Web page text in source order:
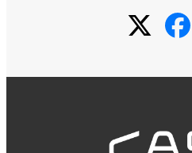
Twitter